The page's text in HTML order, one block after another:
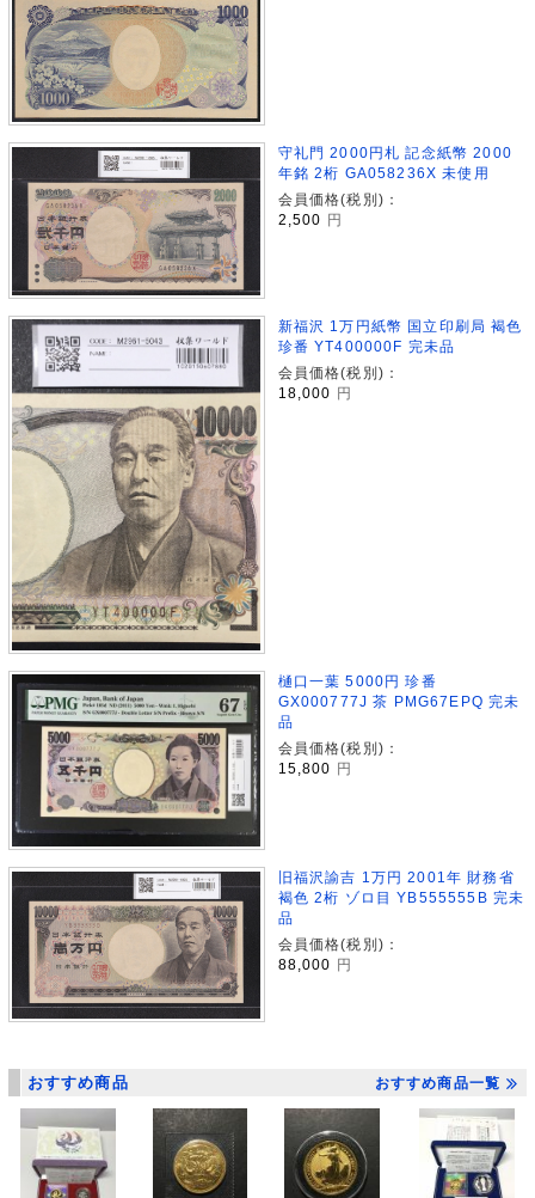
守礼門 2000円札 記念紙幣 2000
年銘 2桁 GA058236X 未使用
会員価格(税別)：
2,500
円
新福沢 1万円紙幣 国立印刷局 褐色
珍番 YT400000F 完未品
会員価格(税別)：
18,000
円
樋口一葉 5000円 珍番 ​
GX000777J 茶 PMG67EPQ 完未
品
会員価格(税別)：
15,800 円
旧福沢諭吉 1万円 2001年 財務省
褐色 2桁 ゾロ目 YB555555B 完未
品
会員価格(税別)：
88,000
円
おすすめ商品 おすすめ商品一覧